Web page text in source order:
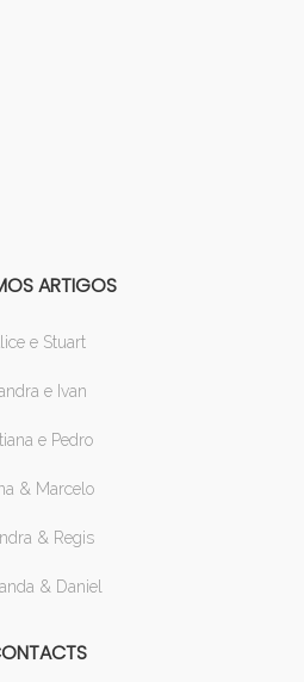
ARTIGOS
e Stuart
e Ivan
e Pedro
& Marcelo
& Regis
& Daniel